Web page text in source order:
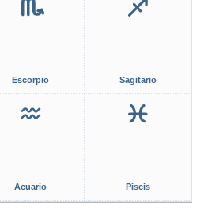
Escorpio Sagitario
Acuario Piscis